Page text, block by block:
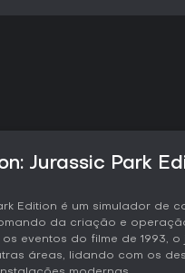
Jurassic Park
Edition é um simulador de
da criação e
eventos do filme de 1993,
áreas, lidando com os